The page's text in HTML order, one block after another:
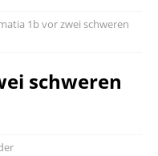
1b vor zwei schweren
schweren